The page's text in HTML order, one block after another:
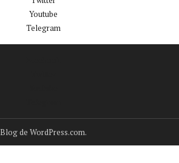
Youtube
Telegram
Blog de WordPress.com.